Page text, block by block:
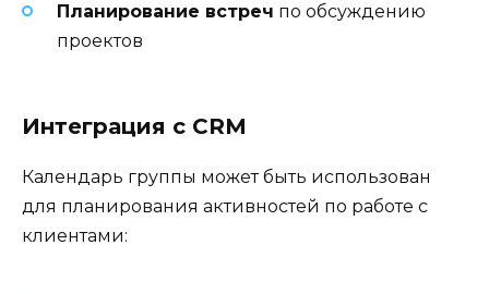
Планирование встреч по обсуждению
проектов
Интеграция с CRM
Календарь группы может быть использован
для планирования активностей по работе с
клиентами: